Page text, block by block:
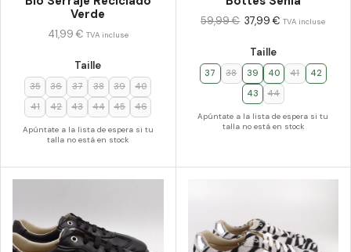
Verde
Taille
35 36 37 38 39
40
41
42 43 44 45 46
Apúntate a la lista de espera si tu
talla no está en stock
41,99 € TVA incluse
Taille
37 38 39 40 41
42
43
44
Apúntate a la lista de espera si tu
talla no está en stock
59,99€ 37,99€ TVA incluse